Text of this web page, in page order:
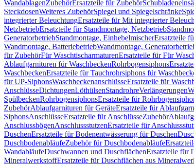
WandablagenZubehörErsatzteile für Zubehör
SteckdosenWeiteres ZubehörSpiegel und Spiegelschränke
integrierter BeleuchtungErsatzteile für Mit integrierter
NetzbetriebErsatzteile für Standmontage, Netzbetrieb
GeneratorbetriebStandmontage, EinhebelmischerErsatzteile
Wandmontage, BatteriebetriebWandmontage,
für ZubehörFür WaschtischarmaturenErsatzteile für Für
Ablaufgarnituren für WaschbeckenRohrbogensiphons
WaschbeckenErsatzteile für Tauchrohrsiphons für
für UP-SiphonsWaschbeckenanschlüsseErsatzteile für
AnschlüsseDichtungenLöthülsenStandrohreVerlängerungen
SpülbeckenRohrbogensiphonsErsatzteile für
ZubehörAblaufgarnituren für GeräteErsatzteile für
SiphonsAnschlüsseErsatzteile für AnschlüsseZubehör
AnschlussbögenAnschlussstutzenErsatzteile für
DuschenErsatzteile für Bodenentwässerung für Duschen
DuschbodenabläufeZubehör für Duschbodenabläufe
WandabläufeDuschwannen und DuschflächenErsatzteile für
MineralwerkstoffErsatzteile für Duschflächen aus